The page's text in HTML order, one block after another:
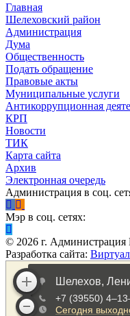
Главная
Шелеховский район
Администрация
Дума
Общественность
Подать обращение
Правовые акты
Муниципальные услуги
Антикоррупционная
КРП
Новости
ТИК
Карта сайта
Архив
Электронная очередь
Администрация в соц.
Мэр в соц. сетях:
© 2026 г. Администрация
Разработка сайта: